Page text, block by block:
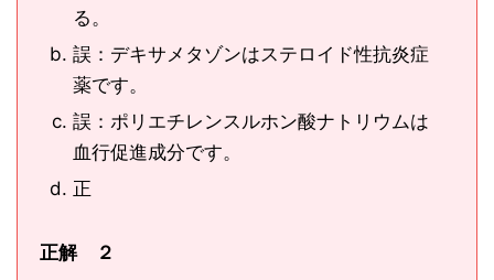
る。
誤：デキサメタゾンはステロイド性抗炎症
薬です。
誤：ポリエチレンスルホン酸ナトリウムは
血行促進成分です。
正
正解 ２